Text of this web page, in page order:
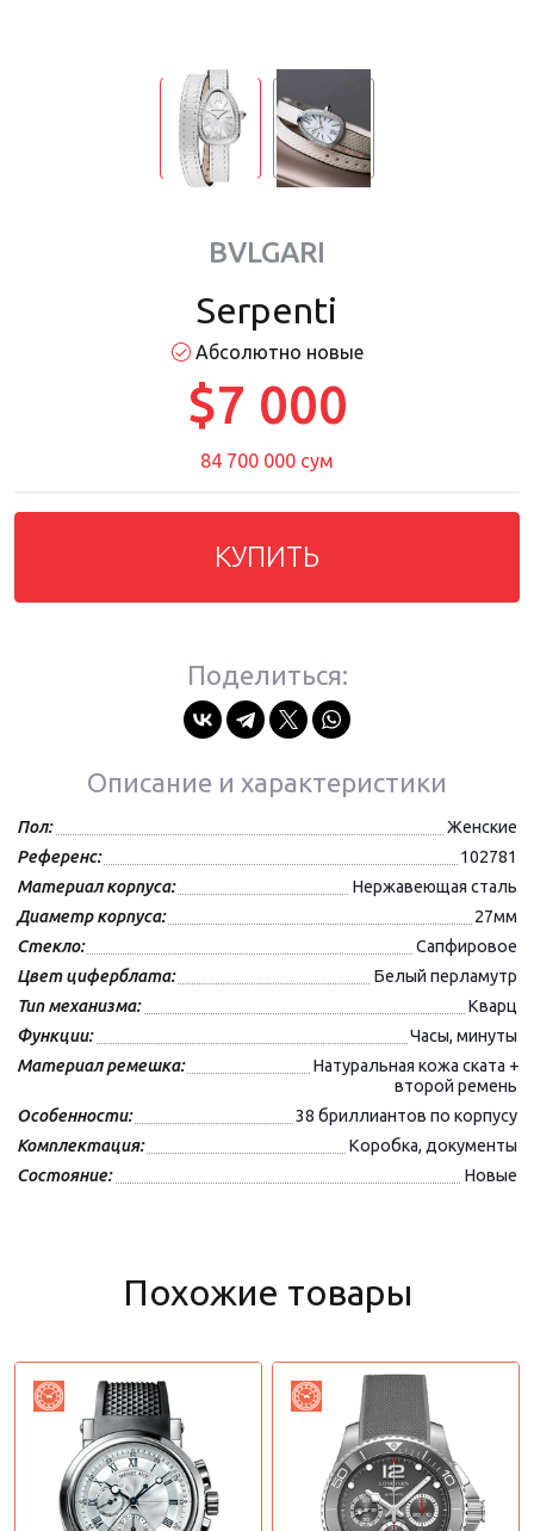
BVLGARI
Serpenti
Абсолютно новые
$7 000
84 700 000 сум
КУПИТЬ
Поделиться:
Описание и характеристики
Пол:
Женские
Референс:
102781
Материал корпуса:
Нержавеющая сталь
Диаметр корпуса:
27мм
Стекло:
Сапфировое
Цвет циферблата:
Белый перламутр
Тип механизма:
Кварц
Функции:
Часы, минуты
Материал ремешка:
Натуральная кожа ската +
второй ремень
Особенности:
38 бриллиантов по корпусу
Комплектация:
Коробка, документы
Состояние:
Новые
Похожие товары